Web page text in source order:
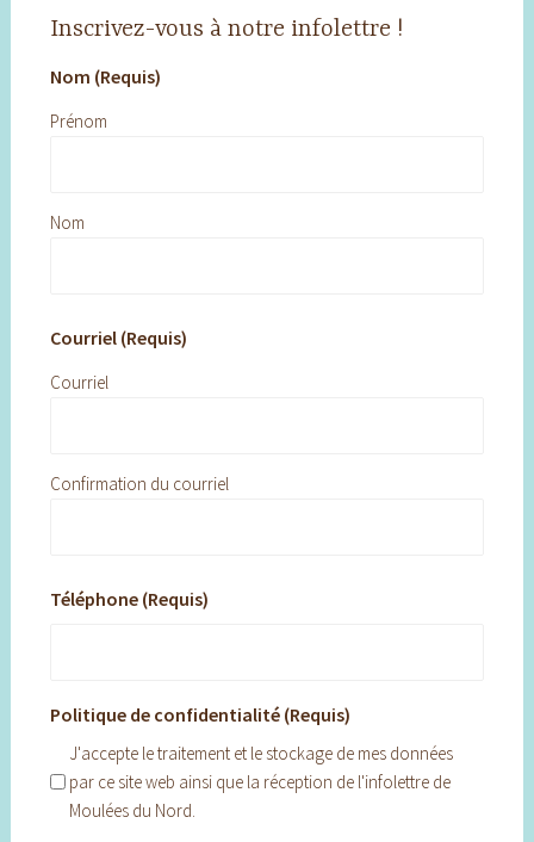
Inscrivez-vous à notre infolettre !
Nom (Requis)
Prénom
Nom
Courriel (Requis)
Courriel
Confirmation du courriel
Téléphone (Requis)
Politique de confidentialité (Requis)
J'accepte le traitement et le stockage de mes données
par ce site web ainsi que la réception de l'infolettre de
Moulées du Nord.